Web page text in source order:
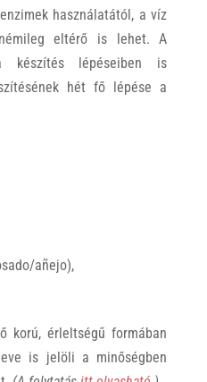
használatától, a víz
eltérő is lehet. A
lépéseiben is
hét fő lépése a
añejo),
korú, érleltségű formában
is jelöli a minőségben